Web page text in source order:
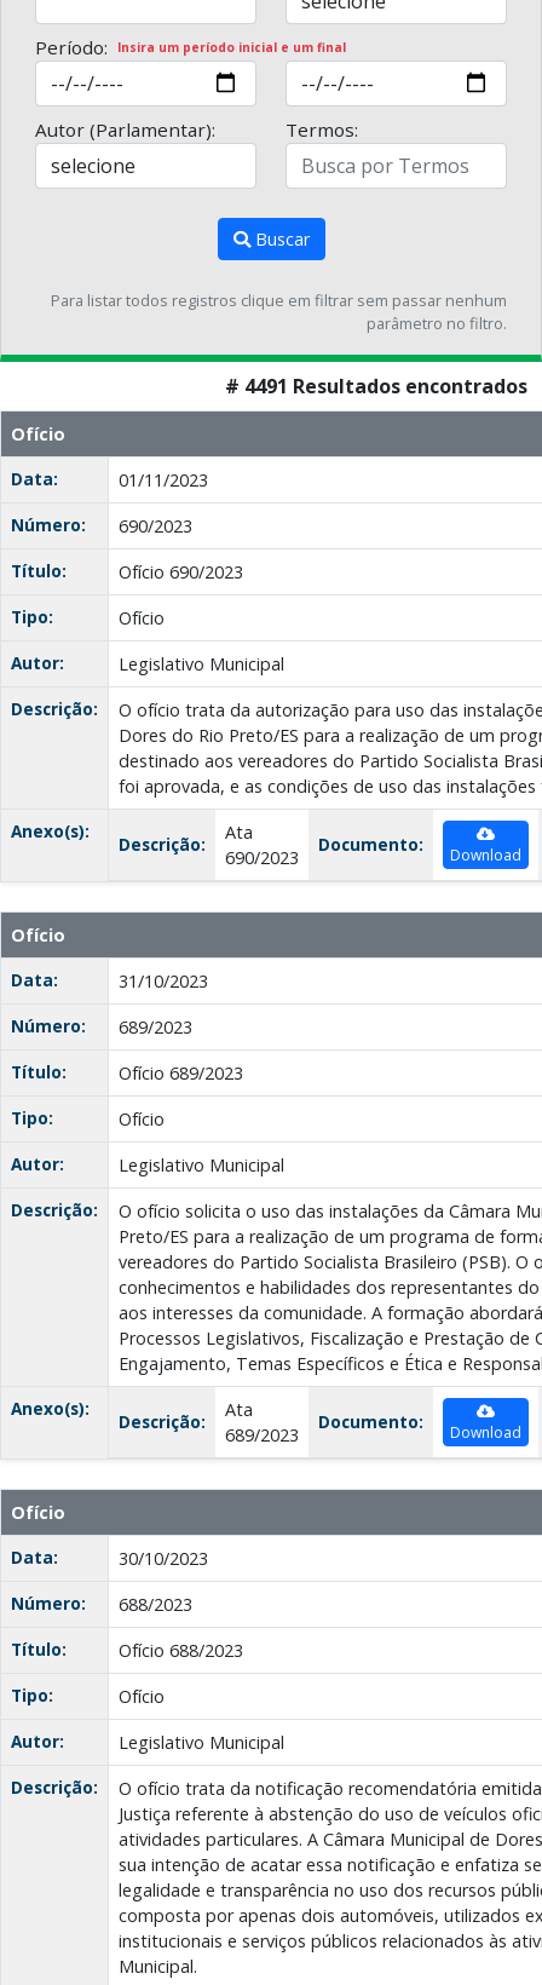
Período: Insira um período inicial e um final
Autor (Parlamentar): Termos:
Buscar
Para listar todos registros clique em filtrar sem passar nenhum
parâmetro no filtro.
# 4491 Resultados encontrados
Ofício
Data:
01/11/2023
Número:
690/2023
Título:
Ofício 690/2023
Tipo:
Ofício
Autor:
Legislativo Municipal
Descrição:
O ofício trata da autorização para uso das
Dores do Rio Preto/ES para a realização de um
destinado aos vereadores do Partido Socialista
foi aprovada, e as condições de uso das
Anexo(s):
Descrição:
Ata
690/2023
Documento: Download
Ofício
Data:
31/10/2023
Número:
689/2023
Título:
Ofício 689/2023
Tipo:
Ofício
Autor:
Legislativo Municipal
Descrição:
O ofício solicita o uso das instalações da Câmara
Preto/ES para a realização de um programa de
vereadores do Partido Socialista Brasileiro (PSB).
conhecimentos e habilidades dos representantes
aos interesses da comunidade. A formação
Processos Legislativos, Fiscalização e Prestação de
Engajamento, Temas Específicos e Ética e
Anexo(s):
Descrição:
Ata
689/2023
Documento: Download
Ofício
Data:
30/10/2023
Número:
688/2023
Título:
Ofício 688/2023
Tipo:
Ofício
Autor:
Legislativo Municipal
Descrição:
O ofício trata da notificação recomendatória
Justiça referente à abstenção do uso de veículos
atividades particulares. A Câmara Municipal de
sua intenção de acatar essa notificação e enfatiza
legalidade e transparência no uso dos recursos
composta por apenas dois automóveis, utilizados
institucionais e serviços públicos relacionados às
Municipal.